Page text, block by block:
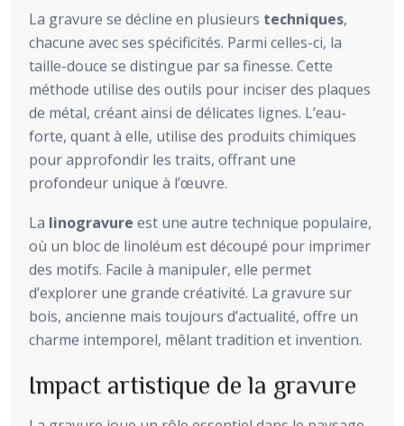
La gravure se décline en plusieurs techniques,
chacune avec ses spécificités. Parmi celles-ci, la
taille-douce se distingue par sa finesse. Cette
méthode utilise des outils pour inciser des plaques
de métal, créant ainsi de délicates lignes. L’eau-
forte, quant à elle, utilise des produits chimiques
pour approfondir les traits, offrant une
profondeur unique à l’œuvre.
La linogravure est une autre technique populaire,
où un bloc de linoléum est découpé pour imprimer
des motifs. Facile à manipuler, elle permet
d’explorer une grande créativité. La gravure sur
bois, ancienne mais toujours d’actualité, offre un
charme intemporel, mêlant tradition et invention.
Impact artistique de la gravure